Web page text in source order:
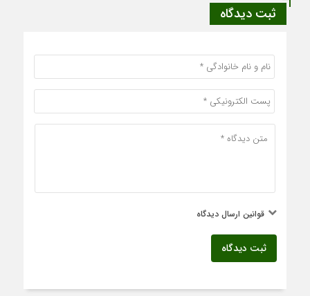
ثبت دیدگاه
قوانین ارسال دیدگاه
ثبت دیدگاه